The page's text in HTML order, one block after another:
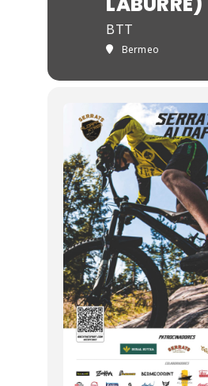
BTT
Bermeo